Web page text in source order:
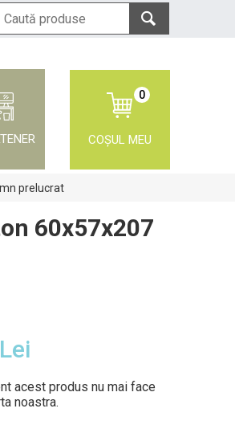
0
COȘUL MEU
prelucrat
60x57x207
Lei
acest produs nu mai face
noastra.